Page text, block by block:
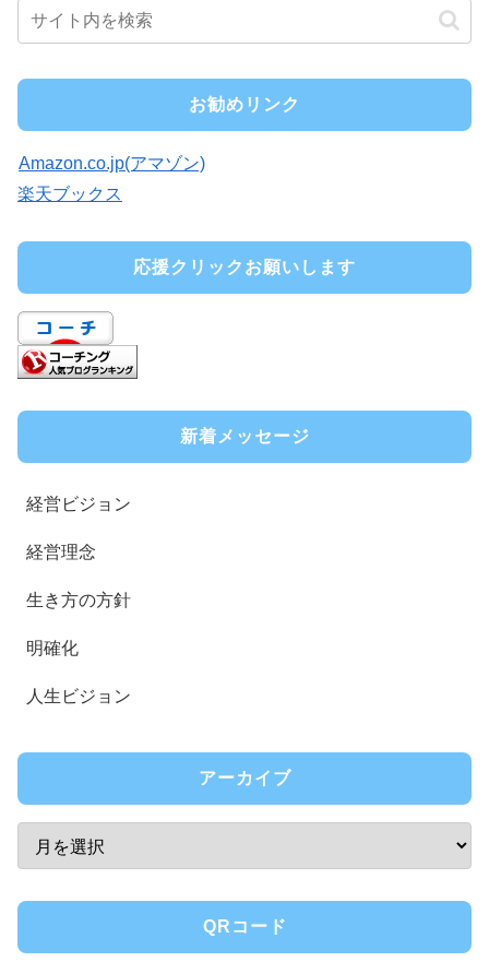
お勧めリンク
Amazon.co.jp(アマゾン)
楽天ブックス
応援クリックお願いします
新着メッセージ
経営ビジョン
経営理念
生き方の方針
明確化
人生ビジョン
アーカイブ
QRコード